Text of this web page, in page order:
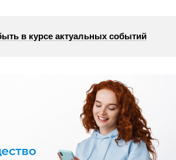
в курсе актуальных событий